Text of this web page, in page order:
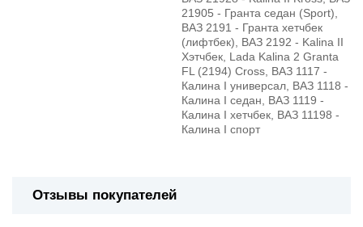
21905 - Гранта седан (Sport),
ВАЗ 2191 - Гранта хетчбек
(лифтбек), ВАЗ 2192 - Kalina II
Хэтчбек, Lada Kalina 2 Granta
FL (2194) Cross, ВАЗ 1117 -
Калина I универсал, ВАЗ 1118 -
Калина I седан, ВАЗ 1119 -
Калина I хетчбек, ВАЗ 11198 -
Калина I спорт
Отзывы покупателей